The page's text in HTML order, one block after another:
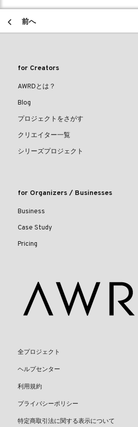
前へ
for Creators
AWRDとは？
Blog
プロジェクトをさがす
クリエイター一覧
シリーズプロジェクト
for Organizers / Businesses
Business
Case Study
Pricing
全プロジェクト
ヘルプセンター
利用規約
プライバシーポリシー
特定商取引法に関する表示について